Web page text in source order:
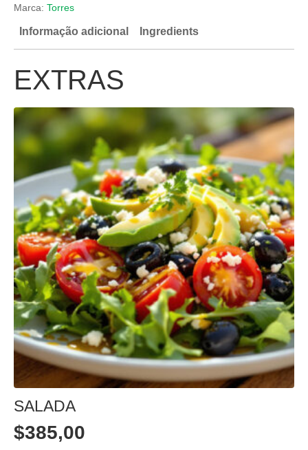
Marca: Torres
Informação adicional Ingredients
EXTRAS
SALADA
$385,00